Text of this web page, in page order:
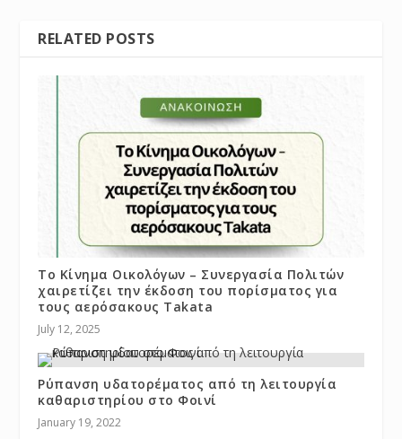
RELATED POSTS
Το Κίνημα Οικολόγων – Συνεργασία Πολιτών
χαιρετίζει την έκδοση του πορίσματος για
τους αερόσακους Takata
July 12, 2025
Ρύπανση υδατορέματος από τη λειτουργία
καθαριστηρίου στο Φοινί
January 19, 2022